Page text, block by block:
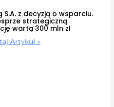
S.A. z decyzją o wsparciu.
strategiczną
wartą 300 mln zł
Artykuł »